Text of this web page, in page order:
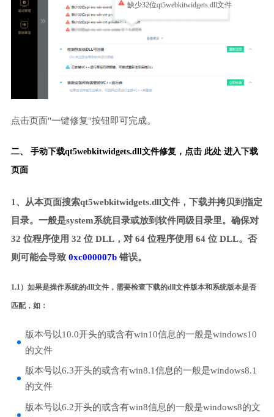
缺少32位qt5webkitwidgets.dll文件
点击页面"一键修复"按钮即可完成。
二、 手动下载qt5webkitwidgets.dll文件修复， 点击 此处 进入下载
页面
1、从本页面搜索qt5webkitwidgets.dll文件，下载并拷贝到指定
目录。一般是system系统目录或放到软件同级目录里。确保对
32 位程序使用 32 位 DLL，对 64 位程序使用 64 位 DLL。否
则可能会导致 0xc000007b错误。
1.1）如果是操作系统的dll文件，需要检查下载的dll文件版本和系统版本是否
匹配，如：
版本号以10.0开头的或含有win10信息的一般是windows10
的文件
版本号以6.3开头的或含有win8.1信息的一般是windows8.1
的文件
版本号以6.2开头的或含有win8信息的一般是windows8的文